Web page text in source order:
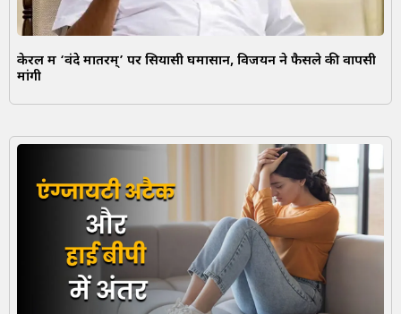
केरल में ‘वंदे मातरम्’ पर सियासी घमासान, विजयन ने फैसले की वापसी
मांगी